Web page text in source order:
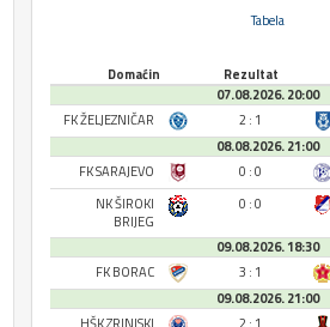
Tabela
Domaćin Rezultat
07.08.2026. 20:00
FK ŽELJEZNIČAR
2 : 1
08.08.2026. 21:00
FK SARAJEVO
0 : 0
NK ŠIROKI
BRIJEG
0 : 0
09.08.2026. 18:30
FK BORAC
3 : 1
09.08.2026. 21:00